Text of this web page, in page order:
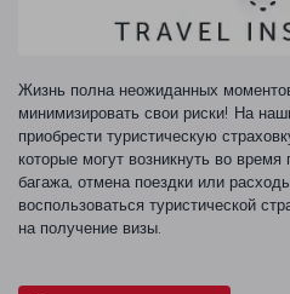
Жизнь полна неожиданных
минимизировать свои риски! На
приобрести туристическую
которые могут возникнуть во время
багажа, отмена поездки или
воспользоваться туристической
на получение визы.